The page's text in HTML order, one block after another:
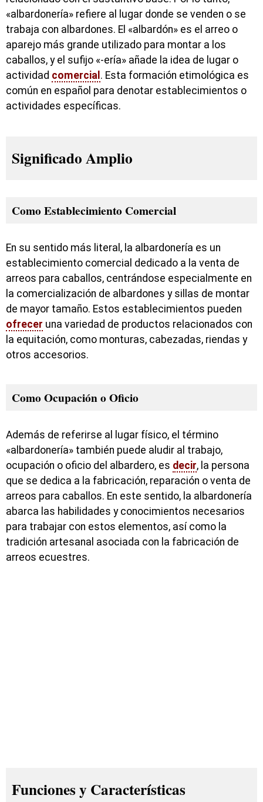
«albardonería» refiere al lugar donde se venden o se
trabaja con albardones. El «albardón» es el arreo o
aparejo más grande utilizado para montar a los
caballos, y el sufijo «-ería» añade la idea de lugar o
actividad comercial . Esta formación etimológica es
común en español para denotar establecimientos o
actividades específicas.
Significado Amplio
Como Establecimiento Comercial
En su sentido más literal, la albardonería es un
establecimiento comercial dedicado a la venta de
arreos para caballos, centrándose especialmente en
la comercialización de albardones y sillas de montar
de mayor tamaño. Estos establecimientos pueden
ofrecer una variedad de productos relacionados con
la equitación, como monturas, cabezadas, riendas y
otros accesorios.
Como Ocupación o Oficio
Además de referirse al lugar físico, el término
«albardonería» también puede aludir al trabajo,
ocupación o oficio del albardero, es decir, la persona
que se dedica a la fabricación, reparación o venta de
arreos para caballos. En este sentido, la albardonería
abarca las habilidades y conocimientos necesarios
para trabajar con estos elementos, así como la
tradición artesanal asociada con la fabricación de
arreos ecuestres.
Funciones y Características